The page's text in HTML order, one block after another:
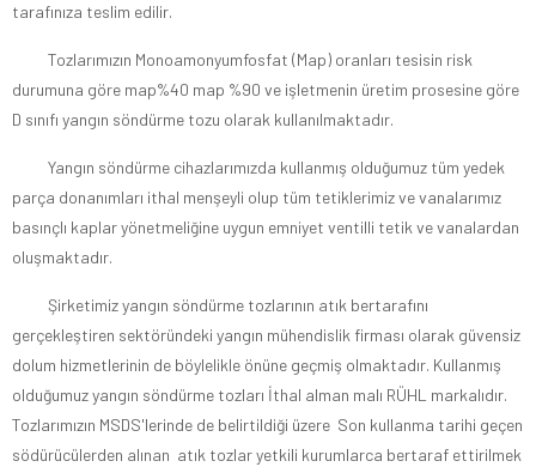
tarafınıza teslim edilir.
Tozlarımızın Monoamonyumfosfat (Map) oranları tesisin risk
durumuna göre map%40 map %90 ve işletmenin üretim prosesine göre
D sınıfı yangın söndürme tozu olarak kullanılmaktadır.
Yangın söndürme cihazlarımızda kullanmış olduğumuz tüm yedek
parça donanımları ithal menşeyli olup tüm tetiklerimiz ve vanalarımız
basınçlı kaplar yönetmeliğine uygun emniyet ventilli tetik ve vanalardan
oluşmaktadır.
Şirketimiz yangın söndürme tozlarının atık bertarafını
gerçekleştiren sektöründeki yangın mühendislik firması olarak güvensiz
dolum hizmetlerinin de böylelikle önüne geçmiş olmaktadır. Kullanmış
olduğumuz yangın söndürme tozları İthal alman malı RÜHL markalıdır.
Tozlarımızın MSDS'lerinde de belirtildiği üzere Son kullanma tarihi geçen
södürücülerden alınan atık tozlar yetkili kurumlarca bertaraf ettirilmek